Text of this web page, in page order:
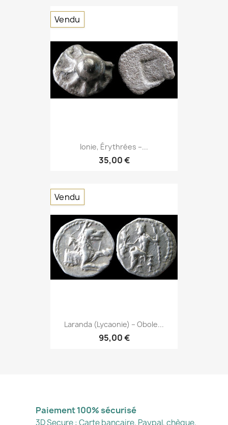
Ionie, Érythrées –...
35,00 €
Vendu
Laranda (Lycaonie) – Obole...
95,00 €
Vendu
Paiement 100% sécurisé
3D Secure : Carte bancaire, Paypal, chèque,